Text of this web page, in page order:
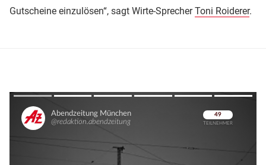
Gutscheine einzulösen“, sagt Wirte-SprecherToni Roiderer.
Überspringen